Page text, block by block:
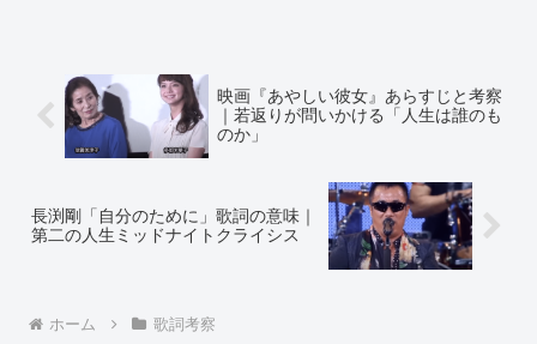
映画『あやしい彼女』あらすじと考察
｜若返りが問いかける「人生は誰のも
のか」
長渕剛「自分のために」歌詞の意味｜
第二の人生ミッドナイトクライシス
ホーム 歌詞考察